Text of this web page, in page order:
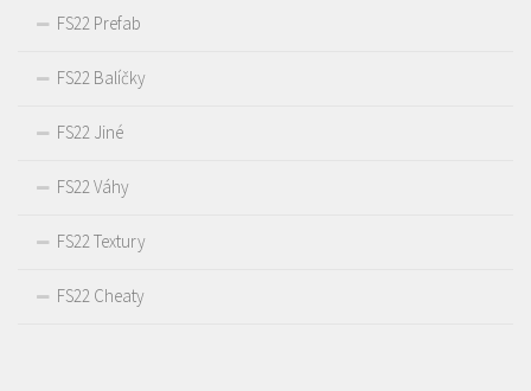
FS22 Prefab
FS22 Balíčky
FS22 Jiné
FS22 Váhy
FS22 Textury
FS22 Cheaty